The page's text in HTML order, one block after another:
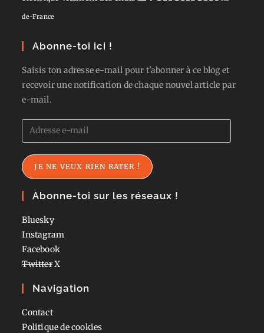
de-France
Abonne-toi ici !
Saisis ton adresse e-mail pour t'abonner à ce blog et
recevoir une notification de chaque nouvel article par
e-mail.
Adresse
e-
mail
JE NE VEUX RIEN RATER !
Abonne-toi sur les réseaux !
Bluesky
Instagram
Facebook
TwitterX
Navigation
Contact
Politique de cookies